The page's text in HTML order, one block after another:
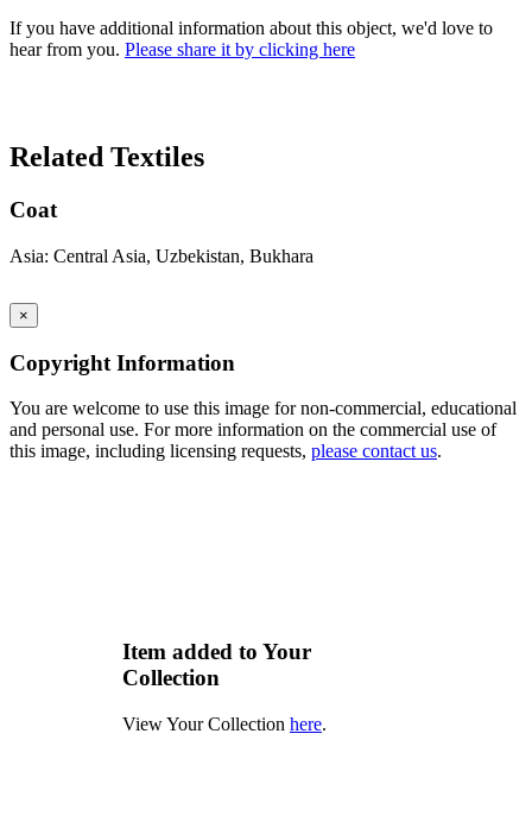
If you have additional information about this object, we'd love to
hear from you. Please share it by clicking here
Related Textiles
Coat
Asia: Central Asia, Uzbekistan, Bukhara
×
Copyright Information
You are welcome to use this image for non-commercial, educational
and personal use. For more information on the commercial use of
this image, including licensing requests, please contact us.
Item added to Your
Collection
View Your Collection here.